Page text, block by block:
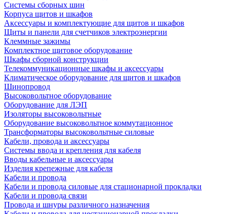
Системы сборных шин
Корпуса щитов и шкафов
Аксессуары и комплектующие для щитов и шкафов
Щиты и панели для счетчиков электроэнергии
Клеммные зажимы
Комплектное щитовое оборудование
Шкафы сборной конструкции
Телекоммуникационные шкафы и аксессуары
Климатическое оборудование для щитов и шкафов
Шинопровод
Высоковольтное оборудование
Оборудование для ЛЭП
Изоляторы высоковольтные
Оборудование высоковольтное коммутационное
Трансформаторы высоковольтные силовые
Кабели, провода и аксессуары
Системы ввода и крепления для кабеля
Вводы кабельные и аксессуары
Изделия крепежные для кабеля
Кабели и провода
Кабели и провода силовые для стационарной прокладки
Кабели и провода связи
Провода и шнуры различного назначения